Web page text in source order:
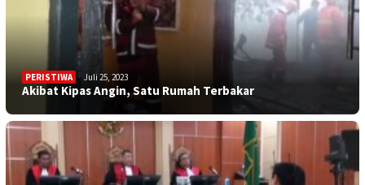
PERISTIWA Juli 25, 2023
Akibat Kipas Angin, Satu Rumah Terbakar